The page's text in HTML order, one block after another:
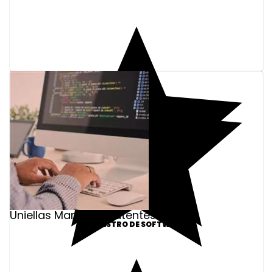
Uniellas Marcas e Patentes
REGISTRO DE SOFTWARE